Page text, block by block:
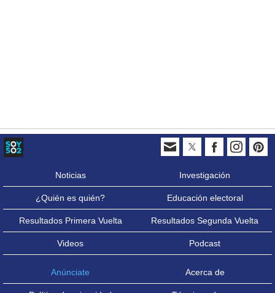
Noticias Investigación
¿Quién es quién? Educación electoral
Resultados Primera Vuelta Resultados Segunda Vuelta
Videos Podcast
Anúnciate Acerca de